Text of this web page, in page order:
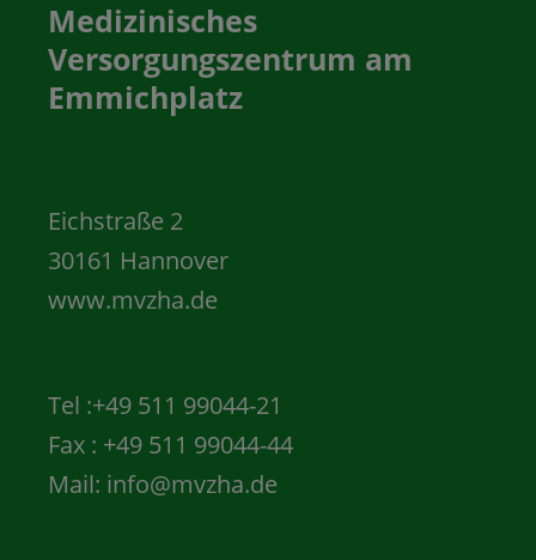
Medizinisches
Versorgungszentrum am
Emmichplatz
Eichstraße 2
30161 Hannover
www.mvzha.de
Tel :+49 511 99044-21
Fax : +49 511 99044-44
Mail: info@mvzha.de